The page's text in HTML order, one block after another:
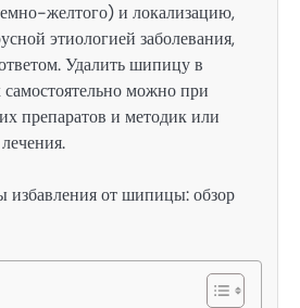
желтого) и локализацию,
этиологией заболевания,
Удалить шипицу в
можно при
препаратов и методик или